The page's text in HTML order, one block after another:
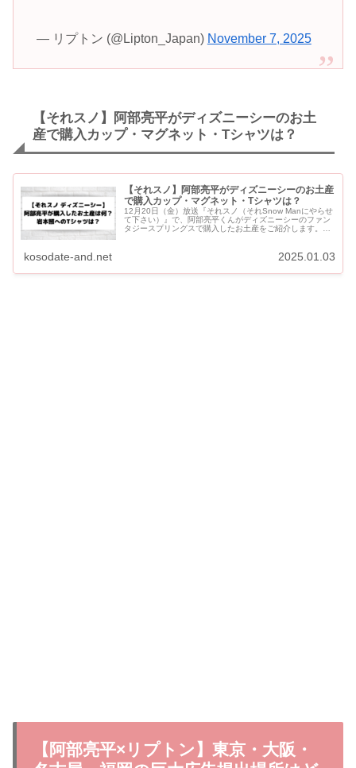
— リプトン (@Lipton_Japan) November 7, 2025
【それスノ】阿部亮平がディズニーシーのお土
産で購入カップ・マグネット・Tシャツは？
【それスノ】阿部亮平がディズニーシーのお土産
で購入カップ・マグネット・Tシャツは？
12月20日（金）放送『それスノ（それSnow Manにやらせ
て下さい）』で、阿部亮平くんがディズニーシーのファン
タジースプリングスで購入したお土産をご紹介します。
kosodate-and.net 2025.01.03
【阿部亮平×リプトン】東京・大阪・